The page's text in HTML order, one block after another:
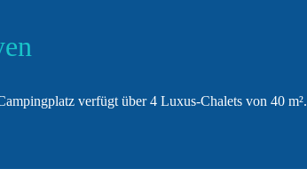
verfügt über 4 Luxus-Chalets von 40 m².